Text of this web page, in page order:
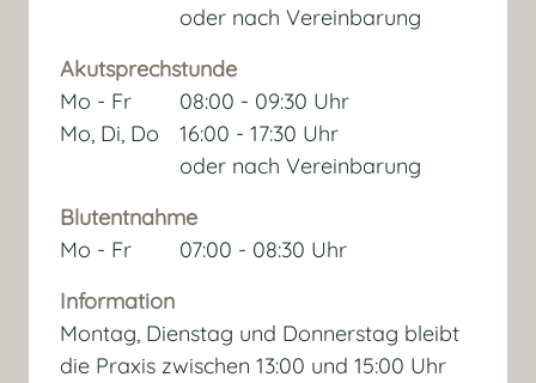
oder nach Vereinbarung
Akutsprechstunde
Mo - Fr
08:00 - 09:30 Uhr
Mo, Di, Do
16:00 - 17:30 Uhr
oder nach Vereinbarung
Blutentnahme
Mo - Fr
07:00 - 08:30 Uhr
Information
Montag, Dienstag und Donnerstag bleibt
die Praxis zwischen 13:00 und 15:00 Uhr